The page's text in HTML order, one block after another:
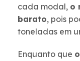
cada modal, o
barato, pois
toneladas em
Enquanto que